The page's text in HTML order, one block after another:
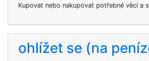
Kupovat nebo nakupovat potřebné věci a
ohlížet se (na